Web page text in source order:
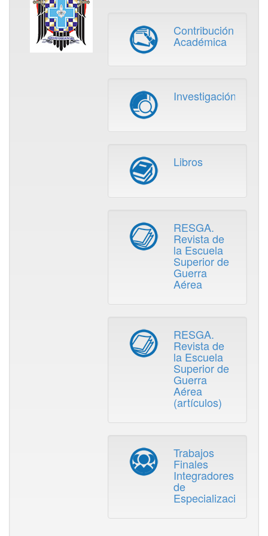
Contribución
Académica
Investigación
Libros
RESGA.
Revista de
la Escuela
Superior de
Guerra
Aérea
RESGA.
Revista de
la Escuela
Superior de
Guerra
Aérea
(artículos)
Trabajos
Finales
Integradores
de
Especialización